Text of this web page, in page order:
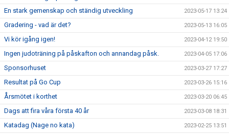
En stark gemenskap och ständig utveckling 2023-05-17 13:24
Gradering - vad är det? 2023-05-13 16:05
Vi kör igång igen! 2023-04-12 19:50
Ingen judoträning på påskafton och annandag påsk. 2023-04-05 17:06
Sponsorhuset 2023-03-27 17:27
Resultat på Go Cup 2023-03-26 15:16
Årsmötet i korthet 2023-03-20 06:45
Dags att fira våra första 40 år 2023-03-08 18:31
Katadag (Nage no kata) 2023-02-25 13:51